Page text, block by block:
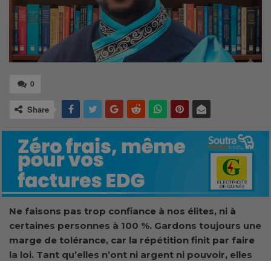
0
Share
Ne faisons pas trop confiance à nos élites, ni à
certaines personnes à 100 %. Gardons toujours une
marge de tolérance, car la répétition finit par faire
la loi. Tant qu’elles n’ont ni argent ni pouvoir, elles